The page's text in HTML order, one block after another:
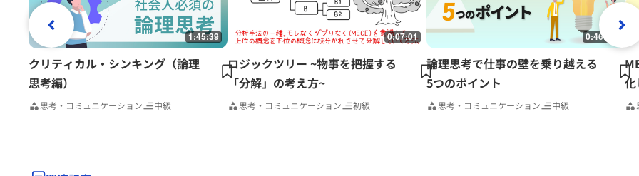
1:45:39
クリティカル・シンキング（論理
思考編）
思考・コミュニケーション 中級
0:07:01
ロジックツリー ~物事を把握する
「分解」の考え方~
思考・コミュニケーション 初級
0:46:06
論理思考で仕事の壁を乗り越える
5つのポイント
思考・コミュニケーション 中級